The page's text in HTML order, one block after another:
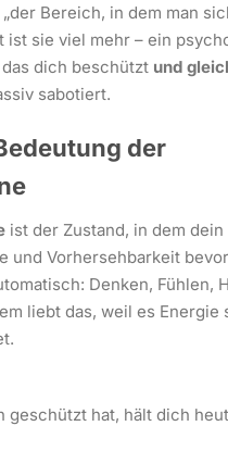
Bereich, in dem man
ist sie viel mehr – ein
dich beschützt und
sabotiert.
der
ist der Zustand, in dem dein
und Vorhersehbarkeit
Denken, Fühlen,
liebt das, weil es Energie
geschützt hat, hält dich